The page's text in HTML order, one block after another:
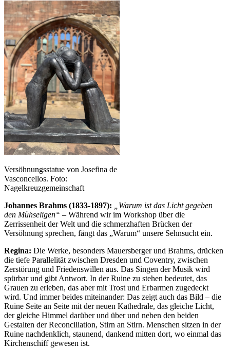
Versöhnungsstatue von Josefina de
Vasconcellos. Foto:
Nagelkreuzgemeinschaft
Johannes Brahms (1833-1897):
„Warum ist das Licht gegeben
den Mühseligen“ – Während wir im Workshop über die
Zerrissenheit der Welt und die schmerzhaften Brücken der
Versöhnung sprechen, fängt das „Warum“ unsere Sehnsucht ein.
Regina: Die Werke, besonders Mauersberger und Brahms, drücken
die tiefe Parallelität zwischen Dresden und Coventry, zwischen
Zerstörung und Friedenswillen aus. Das Singen der Musik wird
spürbar und gibt Antwort. In der Ruine zu stehen bedeutet, das
Grauen zu erleben, das aber mit Trost und Erbarmen zugedeckt
wird. Und immer beides miteinander: Das zeigt auch das Bild – die
Ruine Seite an Seite mit der neuen Kathedrale, das gleiche Licht,
der gleiche Himmel darüber und über und neben den beiden
Gestalten der Reconciliation, Stirn an Stirn. Menschen sitzen in der
Ruine nachdenklich, staunend, dankend mitten dort, wo einmal das
Kirchenschiff gewesen ist.